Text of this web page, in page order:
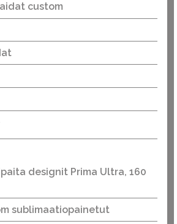
custom
designit Prima Ultra, 160
sublimaatiopainetut